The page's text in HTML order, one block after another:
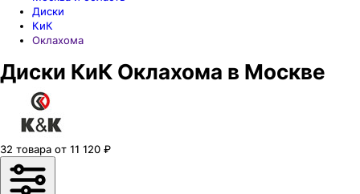
Диски
КиК
Оклахома
Диски КиК Оклахома в Москве
32 товара от 11 120 ₽